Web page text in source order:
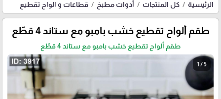
الرئيسية كل المنتجات أدوات مطبخ قطاعات و الواح تقطيع
طقم ألواح تقطيع خشب بامبو مع ستاند 4 قطّع
طقم ألواح تقطيع خشب بامبو مع ستاند 4 قطّع
1 / 5